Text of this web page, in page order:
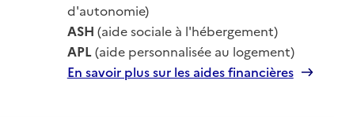
d'autonomie)
ASH (aide sociale à l'hébergement)
APL(aide personnalisée au logement)
En savoir plus sur les aides financières